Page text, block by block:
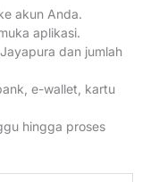
akun Anda.
aplikasi.
dan jumlah
e-wallet, kartu
hingga proses